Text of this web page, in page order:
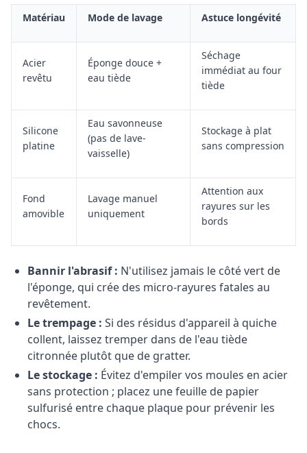
Matériau Mode de lavage Astuce longévité
Acier
revêtu
Éponge douce +
eau tiède
Séchage
immédiat au four
tiède
Silicone
platine
Eau savonneuse
(pas de lave-
vaisselle)
Stockage à plat
sans compression
Fond
amovible
Lavage manuel
uniquement
Attention aux
rayures sur les
bords
Bannir l'abrasif : N'utilisez jamais le côté vert de
l'éponge, qui crée des micro-rayures fatales au
revêtement.
Le trempage : Si des résidus d'appareil à quiche
collent, laissez tremper dans de l'eau tiède
citronnée plutôt que de gratter.
Le stockage : Évitez d'empiler vos moules en acier
sans protection ; placez une feuille de papier
sulfurisé entre chaque plaque pour prévenir les
chocs.